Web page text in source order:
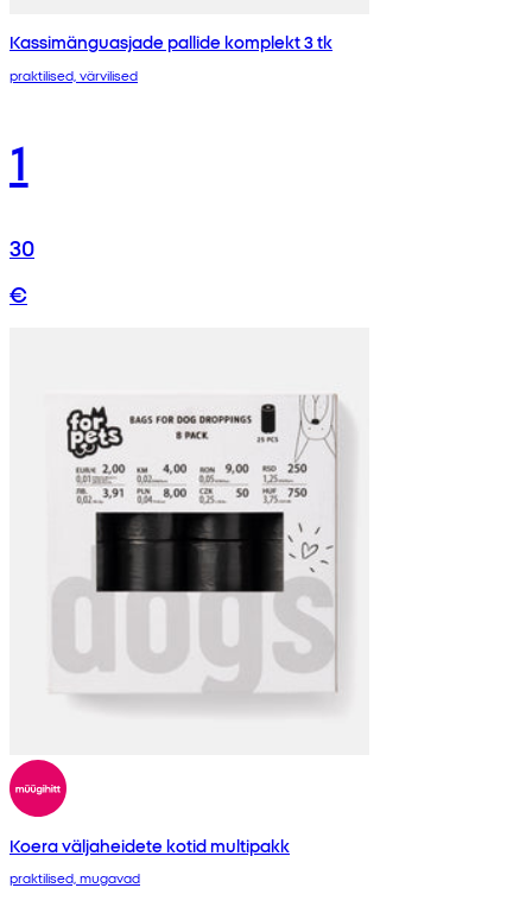
Kassimänguasjade pallide komplekt 3 tk
praktilised, värvilised
1
30
€
Koera väljaheidete kotid multipakk
praktilised, mugavad